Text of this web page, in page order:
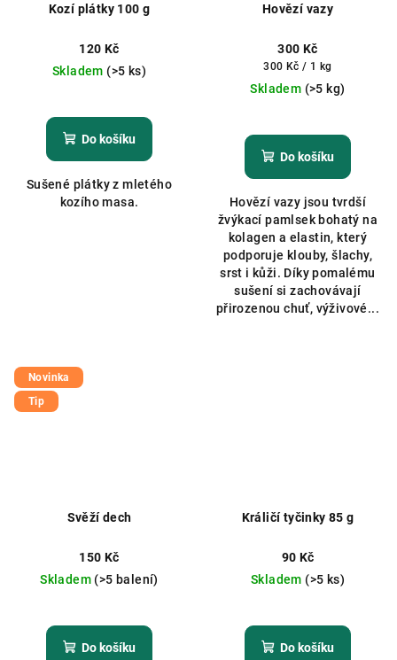
Kozí plátky 100 g
120 Kč
Skladem (>5 ks)
Do košíku
Sušené plátky z mletého
kozího masa.
Hovězí vazy
300 Kč
Měrná
cena:
300 Kč / 1 kg
Skladem (>5 kg)
hodnocení
produktu
z
5
hvězdiček.
Do košíku
Hovězí vazy jsou tvrdší
žvýkací pamlsek bohatý na
kolagen a elastin, který
podporuje klouby, šlachy,
srst i kůži. Díky pomalému
sušení si zachovávají
přirozenou chuť, výživové...
Novinka
Tip
Svěží dech
150 Kč
Skladem (>5 balení)
Do košíku
Králičí tyčinky 85 g
90 Kč
Skladem (>5 ks)
Do košíku